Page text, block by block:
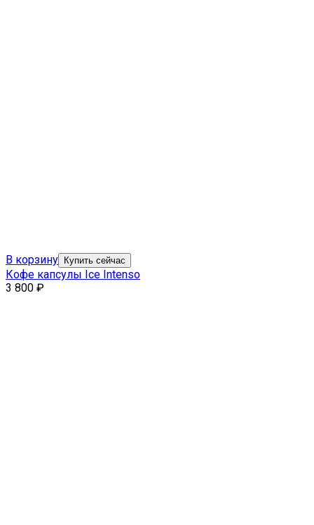
В корзину Купить сейчас
Кофе капсулы Ice Intenso
3 800 ₽